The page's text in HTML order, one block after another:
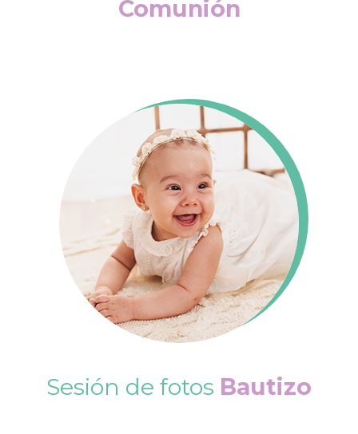
Comunión
Sesión de fotos Bautizo